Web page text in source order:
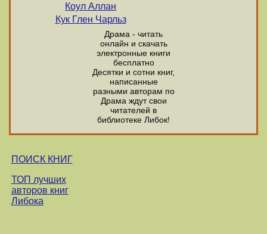
Коул Аллан
Кук Глен Чарльз
Драма - читать
онлайн и скачать
электронные книги
бесплатно
Десятки и сотни книг,
написанные
разными авторам по
Драма ждут свои
читателей в
библиотеке Либок!
ПОИСК КНИГ
ТОП лучших
авторов книг
Либока